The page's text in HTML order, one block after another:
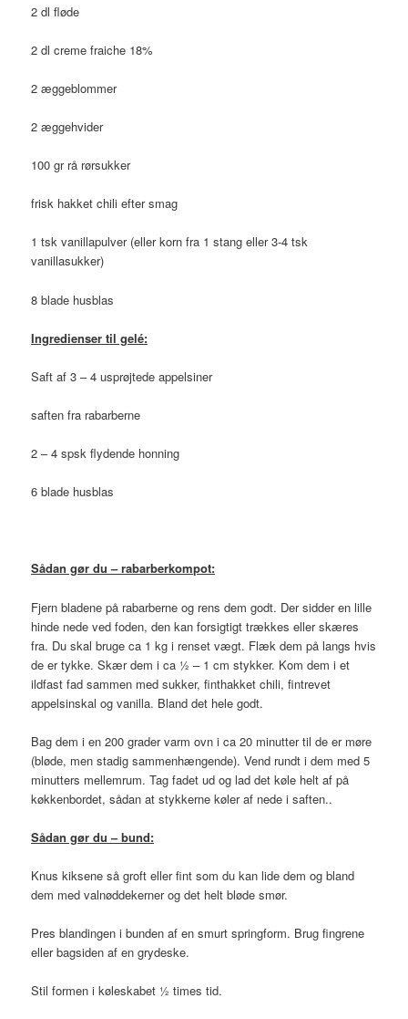
2 dl fløde
2 dl creme fraiche 18%
2 æggeblommer
2 æggehvider
100 gr rå rørsukker
frisk hakket chili efter smag
1 tsk vanillapulver (eller korn fra 1 stang eller 3-4 tsk
vanillasukker)
8 blade husblas
Ingredienser til gelé:
Saft af 3 – 4 usprøjtede appelsiner
saften fra rabarberne
2 – 4 spsk flydende honning
6 blade husblas
Sådan gør du – rabarberkompot:
Fjern bladene på rabarberne og rens dem godt. Der sidder en lille
hinde nede ved foden, den kan forsigtigt trækkes eller skæres
fra. Du skal bruge ca 1 kg i renset vægt. Flæk dem på langs hvis
de er tykke. Skær dem i ca ½ – 1 cm stykker. Kom dem i et
ildfast fad sammen med sukker, finthakket chili, fintrevet
appelsinskal og vanilla. Bland det hele godt.
Bag dem i en 200 grader varm ovn i ca 20 minutter til de er møre
(bløde, men stadig sammenhængende). Vend rundt i dem med 5
minutters mellemrum. Tag fadet ud og lad det køle helt af på
køkkenbordet, sådan at stykkerne køler af nede i saften..
Sådan gør du – bund:
Knus kiksene så groft eller fint som du kan lide dem og bland
dem med valnøddekerner og det helt bløde smør.
Pres blandingen i bunden af en smurt springform. Brug fingrene
eller bagsiden af en grydeske.
Stil formen i køleskabet ½ times tid.